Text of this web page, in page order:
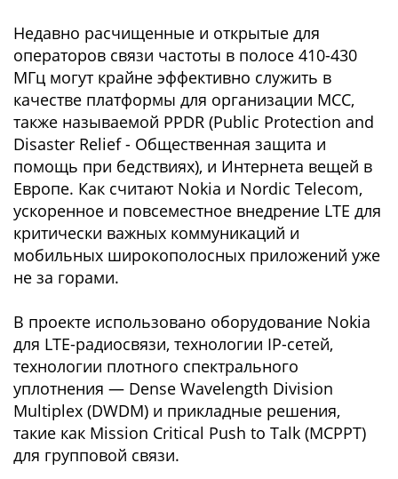
Недавно расчищенные и открытые для
операторов связи частоты в полосе 410-430
МГц могут крайне эффективно служить в
качестве платформы для организации MCC,
также называемой PPDR (Public Protection and
Disaster Relief - Общественная защита и
помощь при бедствиях), и Интернета вещей в
Европе. Как считают Nokia и Nordic Telecom,
ускоренное и повсеместное внедрение LTE для
критически важных коммуникаций и
мобильных широкополосных приложений уже
не за горами.
В проекте использовано оборудование Nokia
для LTE-радиосвязи, технологии IP-сетей,
технологии плотного спектрального
уплотнения — Dense Wavelength Division
Multiplex (DWDM) и прикладные решения,
такие как Mission Critical Push to Talk (MCPPT)
для групповой связи.